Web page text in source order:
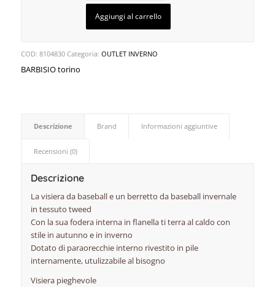
Aggiungi al carrello
COD: 8104830 Categoria: OUTLET INVERNO
BARBISIO torino
Descrizione Brand Informazioni aggiuntive
Recensioni (0)
Descrizione
La visiera da baseball e un berretto da baseball invernale
in tessuto tweed
Con la sua fodera interna in flanella ti terra al caldo con
stile in autunno e in inverno
Dotato di paraorecchie interno rivestito in pile
internamente, utulizzabile al bisogno
Visiera pieghevole